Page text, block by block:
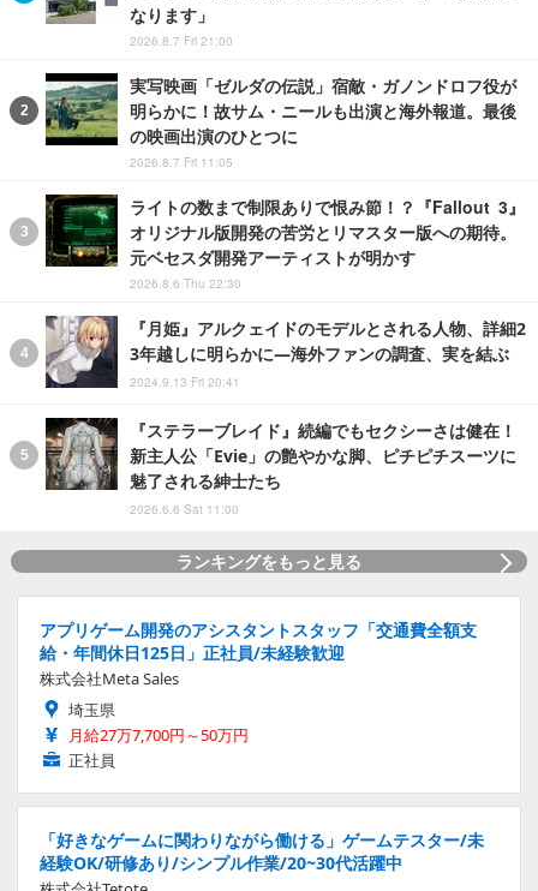
なります」
2026.8.7 Fri 21:00
実写映画「ゼルダの伝説」宿敵・ガノンドロフ役が
明らかに！故サム・ニールも出演と海外報道。最後
の映画出演のひとつに
2026.8.7 Fri 11:05
ライトの数まで制限ありで恨み節！？『Fallout 3』
オリジナル版開発の苦労とリマスター版への期待。
元ベセスダ開発アーティストが明かす
2026.8.6 Thu 22:30
『月姫』アルクェイドのモデルとされる人物、詳細2
3年越しに明らかに―海外ファンの調査、実を結ぶ
2024.9.13 Fri 20:41
『ステラーブレイド』続編でもセクシーさは健在！
新主人公「Evie」の艶やかな脚、ピチピチスーツに
魅了される紳士たち
2026.6.6 Sat 11:00
ランキングをもっと見る
アプリゲーム開発のアシスタントスタッフ「交通費全額支
給・年間休日125日」正社員/未経験歓迎
株式会社Meta Sales
埼玉県
月給27万7,700円～50万円
正社員
「好きなゲームに関わりながら働ける」ゲームテスター/未
経験OK/研修あり/シンプル作業/20~30代活躍中